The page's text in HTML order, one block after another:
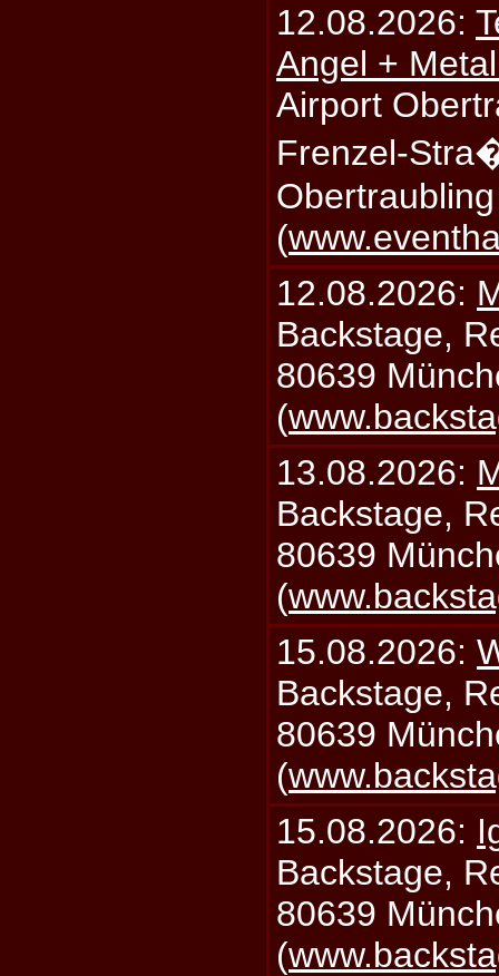
12.08.2026:
Angel +
Airport
Frenzel-
(
12.08.2026:
Backstage,
80639
(
13.08.2026:
Backstage,
80639
(
15.08.2026:
Backstage,
80639
(
15.08.2026:
Backstage,
80639
(